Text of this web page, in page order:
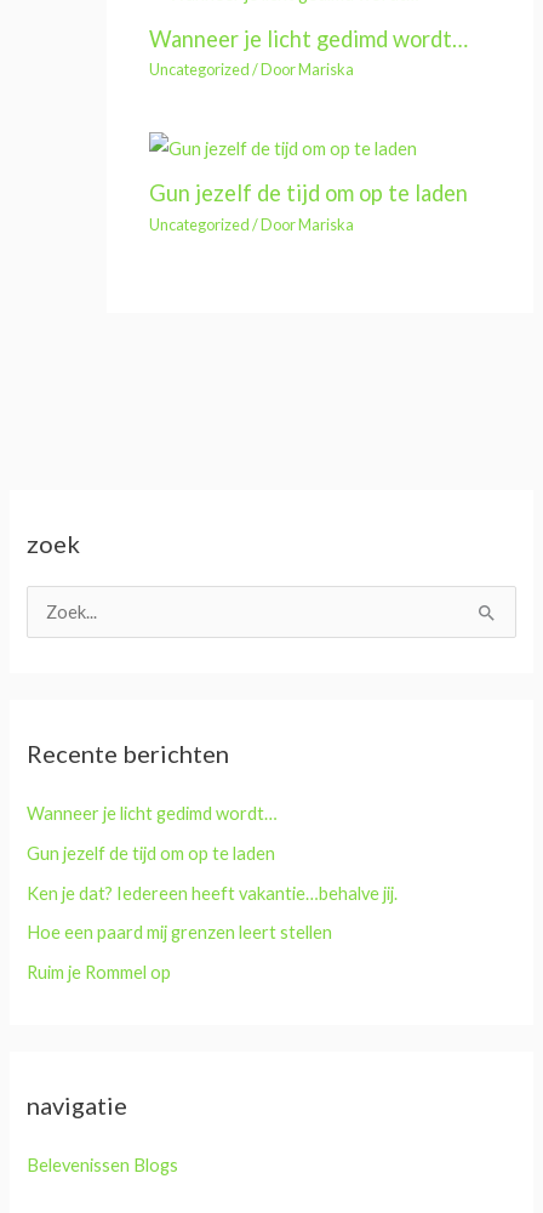
Wanneer je licht gedimd wordt…
Uncategorized/ DoorMariska
Gun jezelf de tijd om op te laden
Uncategorized/ DoorMariska
zoek
n
r
:
Recente berichten
Wanneer je licht gedimd wordt…
Gun jezelf de tijd om op te laden
Ken je dat? Iedereen heeft vakantie…behalve jij.
Hoe een paard mij grenzen leert stellen
Ruim je Rommel op
navigatie
Belevenissen Blogs